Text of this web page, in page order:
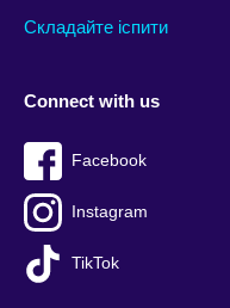
Складайте іспити
Connect with us
Facebook
Instagram
TikTok